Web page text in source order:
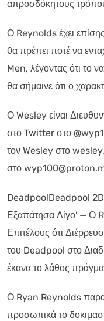
απροσδόκητους
Ο Reynolds έχει
θα πρέπει ποτέ να
Men, λέγοντας ότι το
θα σήμαινε ότι ο
Ο Wesley είναι
στο Twitter στο
τον Wesley στο
στο
DeadpoolDeadpool
Εξαπάτησα Λίγο' — Ο
Επιτέλους ότι
του Deadpool στο
έκανα το λάθος πράγμα
Ο Ryan Reynolds
προσωπικά το